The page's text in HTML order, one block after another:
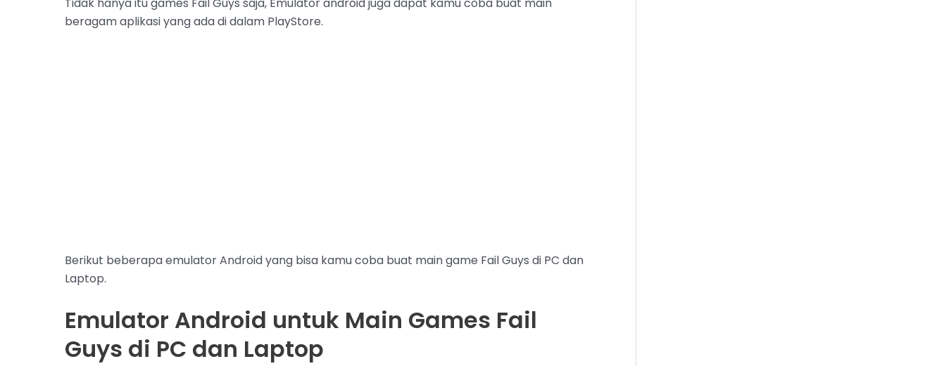
Tidak hanya itu games Fail Guys saja, Emulator android juga dapat kamu coba buat main
beragam aplikasi yang ada di dalam PlayStore.
Berikut beberapa emulator Android yang bisa kamu coba buat main game Fail Guys di PC dan
Laptop.
Emulator Android untuk Main Games Fail
Guys di PC dan Laptop